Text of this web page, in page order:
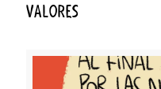
VALORES